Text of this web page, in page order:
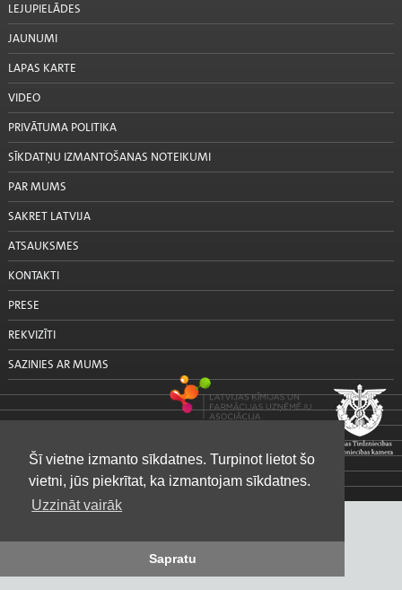
Šī vietne izmanto sīkdatnes. Turpinot lietot šo
vietni, jūs piekrītat, ka izmantojam sīkdatnes.
Uzzināt vairāk
Sapratu
LEJUPIELĀDES
JAUNUMI
LAPAS KARTE
VIDEO
PRIVĀTUMA POLITIKA
SĪKDATŅU IZMANTOŠANAS NOTEIKUMI
PAR MUMS
SAKRET LATVIJA
ATSAUKSMES
KONTAKTI
PRESE
REKVIZĪTI
SAZINIES AR MUMS